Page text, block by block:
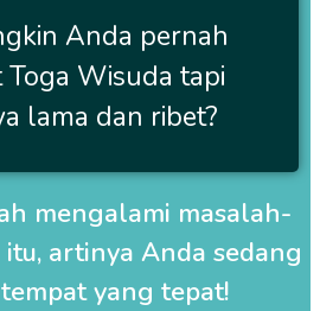
Anda pernah
Wisuda tapi
lama dan ribet?
mengalami masalah-
artinya Anda sedang
yang tepat!